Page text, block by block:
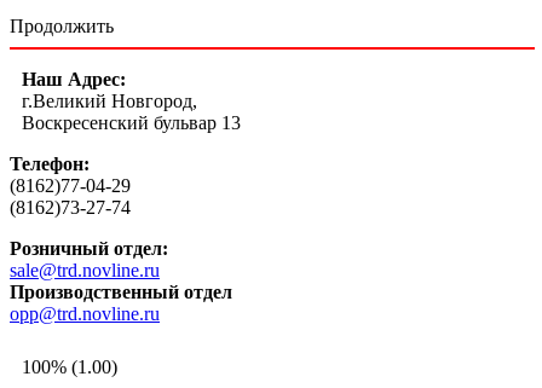
Продолжить
Наш Адрес:
г.Великий Новгород,
Воскресенский бульвар 13
Телефон:
(8162)77-04-29
(8162)73-27-74
Розничный отдел:
sale@trd.novline.ru
Производственный отдел
opp@trd.novline.ru
100% (1.00)